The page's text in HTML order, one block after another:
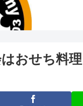
おせち料